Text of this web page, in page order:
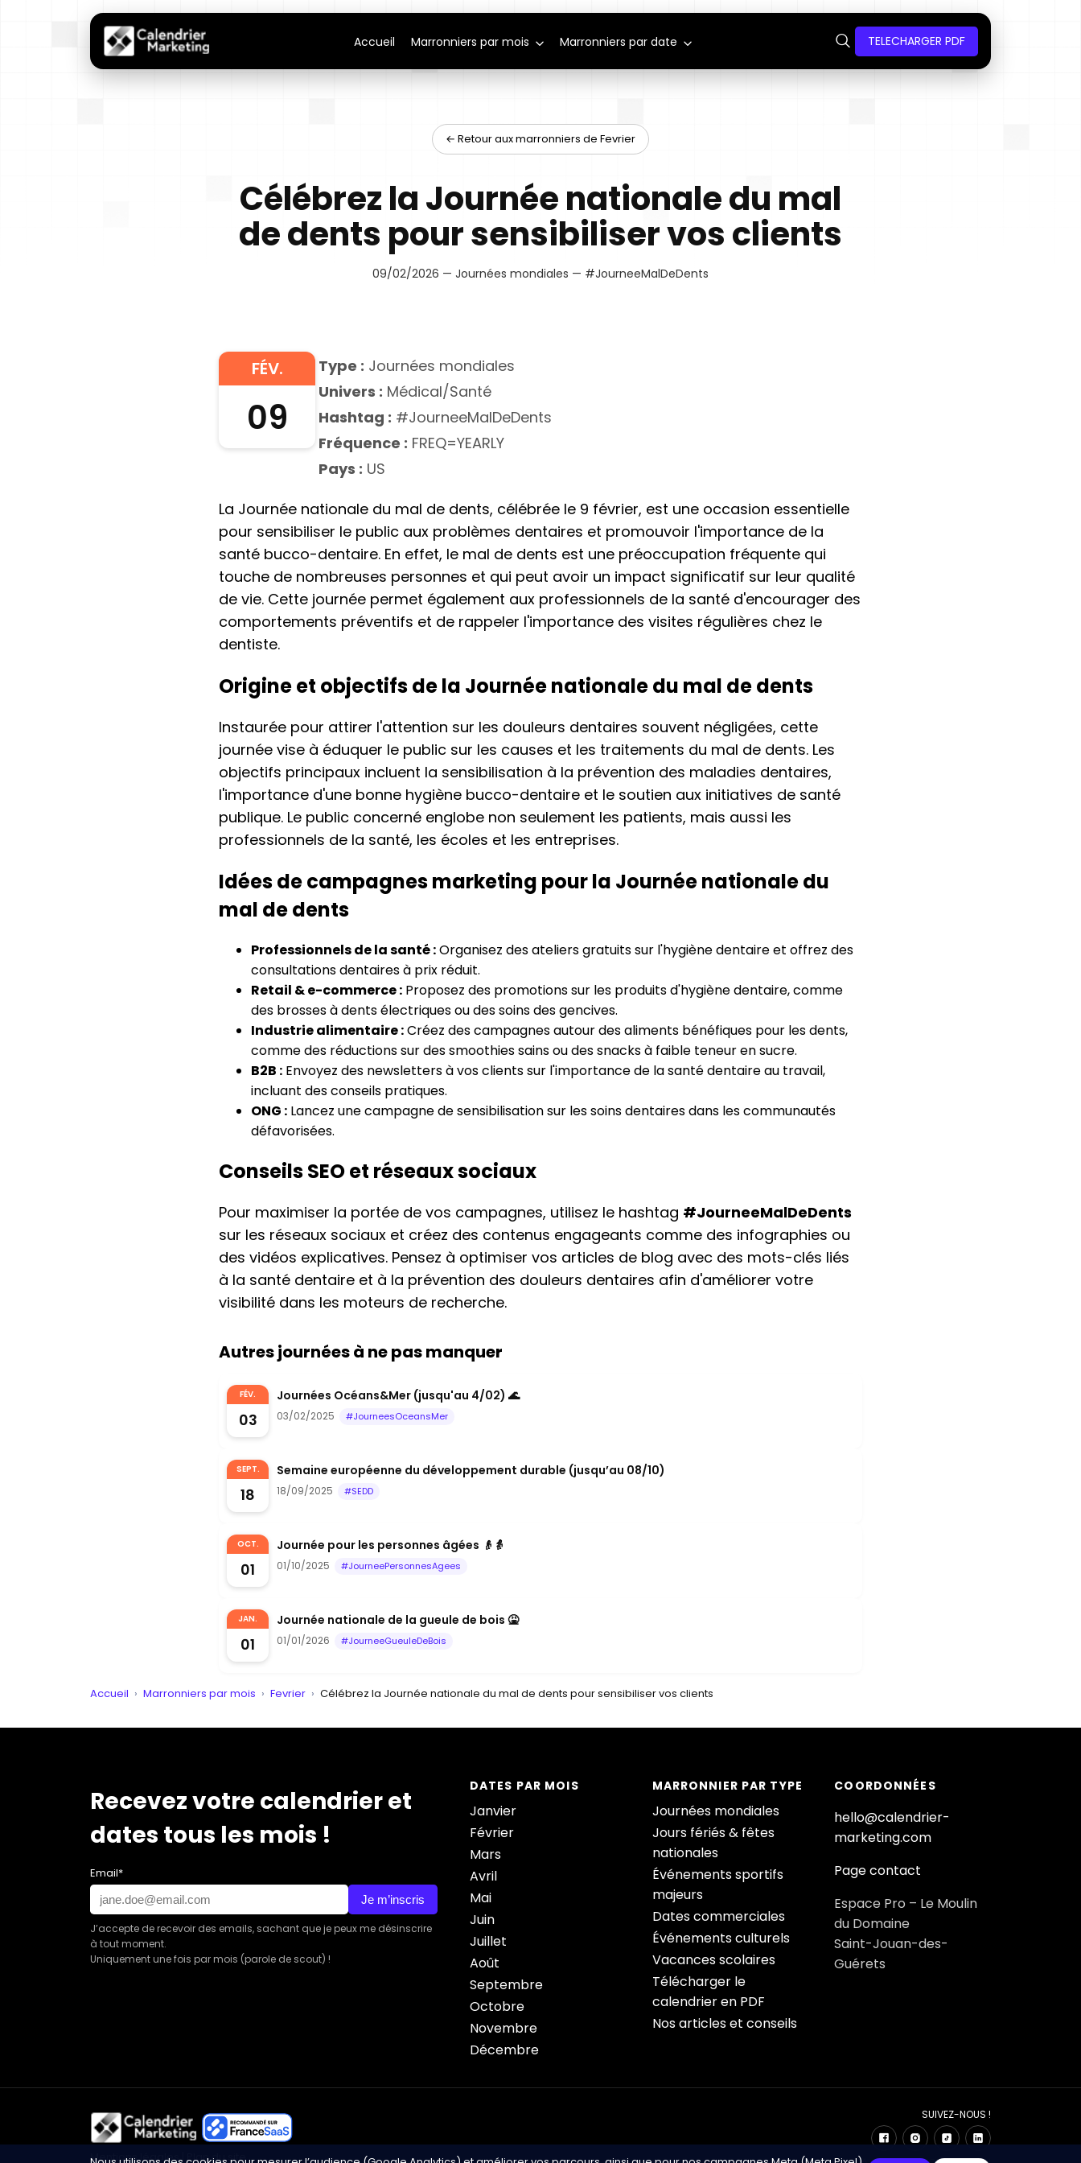
Accueil Marronniers par mois Marronniers par date TELECHARGER PDF
← Retour aux marronniers de Fevrier
Célébrez la Journée nationale du mal
de dents pour sensibiliser vos clients
09/02/2026 — Journées mondiales — #JourneeMalDeDents
FÉV.
09
Type : Journées mondiales
Univers : Médical/Santé
Hashtag : #JourneeMalDeDents
Fréquence : FREQ=YEARLY
Pays : US
La Journée nationale du mal de dents, célébrée le 9 février, est une occasion essentielle
pour sensibiliser le public aux problèmes dentaires et promouvoir l'importance de la
santé bucco-dentaire. En effet, le mal de dents est une préoccupation fréquente qui
touche de nombreuses personnes et qui peut avoir un impact significatif sur leur qualité
de vie. Cette journée permet également aux professionnels de la santé d'encourager des
comportements préventifs et de rappeler l'importance des visites régulières chez le
dentiste.
Origine et objectifs de la Journée nationale du mal de dents
Instaurée pour attirer l'attention sur les douleurs dentaires souvent négligées, cette
journée vise à éduquer le public sur les causes et les traitements du mal de dents. Les
objectifs principaux incluent la sensibilisation à la prévention des maladies dentaires,
l'importance d'une bonne hygiène bucco-dentaire et le soutien aux initiatives de santé
publique. Le public concerné englobe non seulement les patients, mais aussi les
professionnels de la santé, les écoles et les entreprises.
Idées de campagnes marketing pour la Journée nationale du
mal de dents
Professionnels de la santé :Organisez des ateliers gratuits sur l'hygiène dentaire et offrez des
consultations dentaires à prix réduit.
Retail & e-commerce : Proposez des promotions sur les produits d'hygiène dentaire, comme
des brosses à dents électriques ou des soins des gencives.
Industrie alimentaire :Créez des campagnes autour des aliments bénéfiques pour les dents,
comme des réductions sur des smoothies sains ou des snacks à faible teneur en sucre.
B2B : Envoyez des newsletters à vos clients sur l'importance de la santé dentaire au travail,
incluant des conseils pratiques.
ONG : Lancez une campagne de sensibilisation sur les soins dentaires dans les communautés
défavorisées.
Conseils SEO et réseaux sociaux
Pour maximiser la portée de vos campagnes, utilisez le hashtag #JourneeMalDeDents
sur les réseaux sociaux et créez des contenus engageants comme des infographies ou
des vidéos explicatives. Pensez à optimiser vos articles de blog avec des mots-clés liés
à la santé dentaire et à la prévention des douleurs dentaires afin d'améliorer votre
visibilité dans les moteurs de recherche.
Autres journées à ne pas manquer
FÉV.
03
Journées Océans&Mer (jusqu'au 4/02) 🌊
03/02/2025 #JourneesOceansMer
SEPT.
18
Semaine européenne du développement durable (jusqu’au 08/10)
18/09/2025 #SEDD
OCT.
01
Journée pour les personnes âgées 👴👵
01/10/2025 #JourneePersonnesAgees
JAN.
01
Journée nationale de la gueule de bois 🤮
01/01/2026 #JourneeGueuleDeBois
Accueil › Marronniers par mois › Fevrier › Célébrez la Journée nationale du mal de dents pour sensibiliser vos clients
Recevez votre calendrier et
dates tous les mois !
Email*
Je m’inscris
J’accepte de recevoir des emails, sachant que je peux me désinscrire
à tout moment.
Uniquement une fois par mois (parole de scout) !
DATES PAR MOIS
Janvier
Février
Mars
Avril
Mai
Juin
Juillet
Août
Septembre
Octobre
Novembre
Décembre
MARRONNIER PAR TYPE
Journées mondiales
Jours fériés & fêtes
nationales
Événements sportifs
majeurs
Dates commerciales
Événements culturels
Vacances scolaires
Télécharger le
calendrier en PDF
Nos articles et conseils
COORDONNÉES
hello@calendrier-
marketing.com
Page contact
Espace Pro – Le Moulin
du Domaine
Saint-Jouan-des-
Guérets
Mentions légales| Plan du site
SUIVEZ-NOUS !